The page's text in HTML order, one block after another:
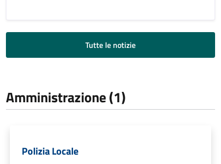
Tutte le notizie
Amministrazione (1)
Polizia Locale